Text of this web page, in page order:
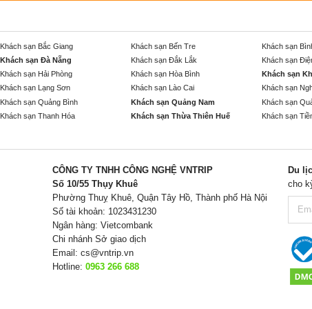
Khách sạn Bắc Giang Khách sạn Bến Tre Khách sạn
Khách sạn Đà Nẵng Khách sạn Đắk Lắk Khách sạn
Khách sạn Hải Phòng Khách sạn Hòa Bình Khách sạn
Khách sạn Lạng Sơn Khách sạn Lào Cai Khách sạn
Khách sạn Quảng Bình Khách sạn Quảng Nam Khách sạn
Khách sạn Thanh Hóa Khách sạn Thừa Thiên Huế Khách sạn
CÔNG TY TNHH CÔNG NGHỆ VNTRIP
Số 10/55 Thụy Khuê
Phường Thuỵ Khuê, Quận Tây Hồ, Thành phố Hà Nội
Số tài khoản: 1023431230
Ngân hàng: Vietcombank
Chi nhánh Sở giao dịch
Email: cs@vntrip.vn
Hotline: 0963 266 688
Du
cho